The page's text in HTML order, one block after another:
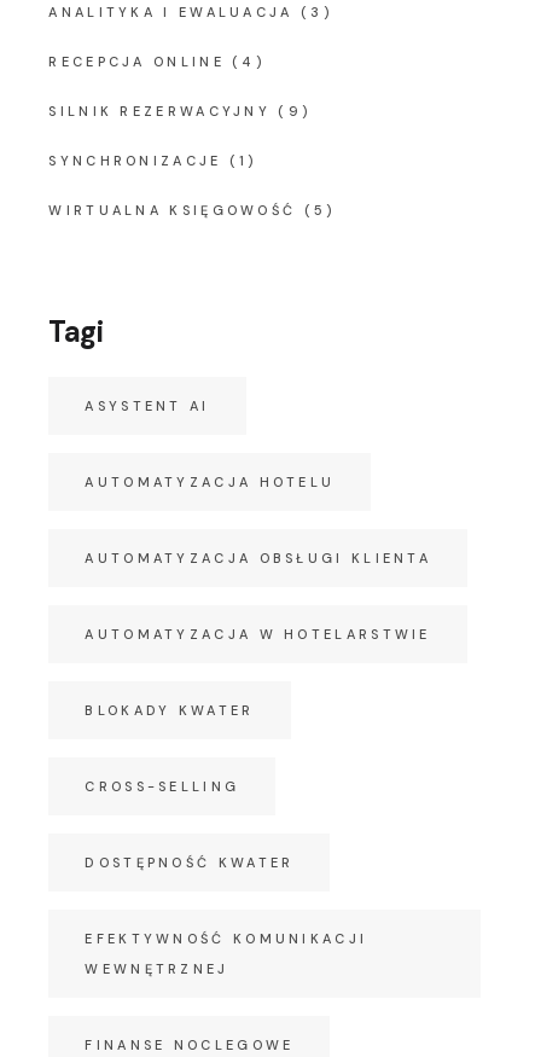
ANALITYKA I EWALUACJA (3)
RECEPCJA ONLINE (4)
SILNIK REZERWACYJNY (9)
SYNCHRONIZACJE (1)
WIRTUALNA KSIĘGOWOŚĆ (5)
Tagi
ASYSTENT AI
AUTOMATYZACJA HOTELU
AUTOMATYZACJA OBSŁUGI KLIENTA
AUTOMATYZACJA W HOTELARSTWIE
BLOKADY KWATER
CROSS-SELLING
DOSTĘPNOŚĆ KWATER
EFEKTYWNOŚĆ KOMUNIKACJI
WEWNĘTRZNEJ
FINANSE NOCLEGOWE